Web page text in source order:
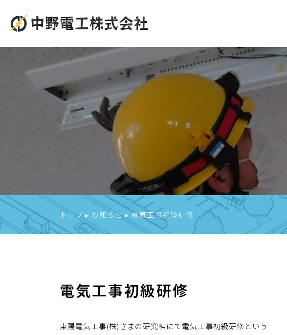
トップ ▸ お知らせ▸電気工事初級研修
電気工事初級研修
東陽電気工事(株)さまの研究棟にて電気工事初級研修という